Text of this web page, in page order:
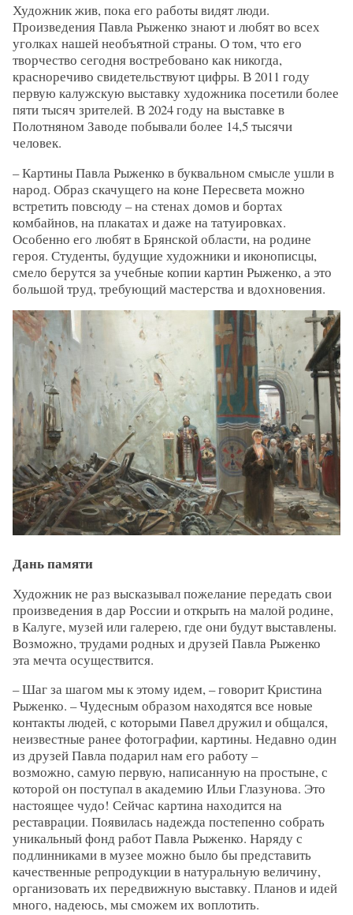
Художник жив, пока его работы видят люди.
Произведения Павла Рыженко знают и любят во всех
уголках нашей необъятной страны. О том, что его
творчество сегодня востребовано как никогда,
красноречиво свидетельствуют цифры. В 2011 году
первую калужскую выставку художника посетили более
пяти тысяч зрителей. В 2024 году на выставке в
Полотняном Заводе побывали более 14,5 тысячи
человек.
– Картины Павла Рыженко в буквальном смысле ушли в
народ. Образ скачущего на коне Пересвета можно
встретить повсюду – на стенах домов и бортах
комбайнов, на плакатах и даже на татуировках.
Особенно его любят в Брянской области, на родине
героя. Студенты, будущие художники и иконописцы,
смело берутся за учебные копии картин Рыженко, а это
большой труд, требующий мастерства и вдохновения.
Дань памяти
Художник не раз высказывал пожелание передать свои
произведения в дар России и открыть на малой родине,
в Калуге, музей или галерею, где они будут выставлены.
Возможно, трудами родных и друзей Павла Рыженко
эта мечта осуществится.
– Шаг за шагом мы к этому идем, – говорит Кристина
Рыженко. – Чудесным образом находятся все новые
контакты людей, с которыми Павел дружил и общался,
неизвестные ранее фотографии, картины. Недавно один
из друзей Павла подарил нам его работу –
возможно, самую первую, написанную на простыне, с
которой он поступал в академию Ильи Глазунова. Это
настоящее чудо! Сейчас картина находится на
реставрации. Появилась надежда постепенно собрать
уникальный фонд работ Павла Рыженко. Наряду с
подлинниками в музее можно было бы представить
качественные репродукции в натуральную величину,
организовать их передвижную выставку. Планов и идей
много, надеюсь, мы сможем их воплотить.